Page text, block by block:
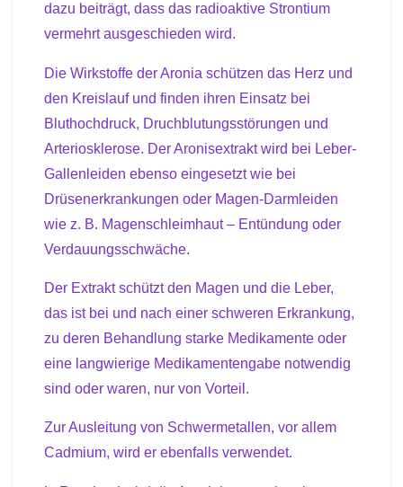
dazu beiträgt, dass das radioaktive Strontium
vermehrt ausgeschieden wird.
Die Wirkstoffe der Aronia schützen das Herz und
den Kreislauf und finden ihren Einsatz bei
Bluthochdruck, Druchblutungsstörungen und
Arteriosklerose. Der Aronisextrakt wird bei Leber-
Gallenleiden ebenso eingesetzt wie bei
Drüsenerkrankungen oder Magen-Darmleiden
wie z. B. Magenschleimhaut – Entündung oder
Verdauungsschwäche.
Der Extrakt schützt den Magen und die Leber,
das ist bei und nach einer schweren Erkrankung,
zu deren Behandlung starke Medikamente oder
eine langwierige Medikamentengabe notwendig
sind oder waren, nur von Vorteil.
Zur Ausleitung von Schwermetallen, vor allem
Cadmium, wird er ebenfalls verwendet.